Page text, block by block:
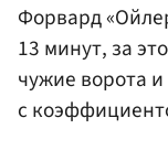
Форвард
13 минут, за
чужие ворота
с